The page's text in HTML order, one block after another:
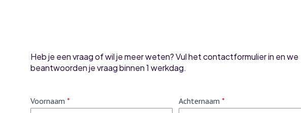
Heb je een vraag of wil je meer weten? Vul het contactformulier in en we
beantwoorden je vraag binnen 1 werkdag.
Voornaam * Achternaam *